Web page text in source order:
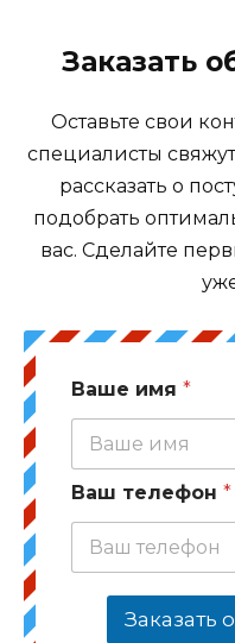
Заказать
Оставьте свои
специалисты
рассказать о
подобрать
вас. Сделайте
Ваше имя *
Ваш телефон *
Заказать